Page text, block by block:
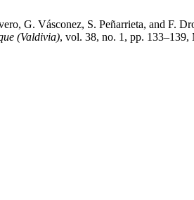
G. Vásconez, S. Peñarrieta, and F.
(Valdivia), vol. 38, no. 1, pp. 133–139,